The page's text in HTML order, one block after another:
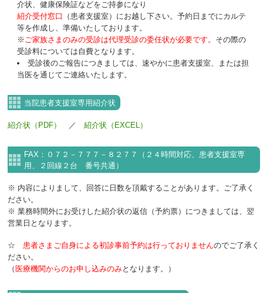
介状、健康保険証などをご持参になり
紹介受付窓口
（患者支援室）にお越し下さい。予約日までにカルテ
等を作成し、準備いたしております。
※ ご家族さまのみの受診は代理受診の委任状が必要です。 その際の
受診料については自費となります。
受診後のご報告につきましては、速やかに患者支援室、または担
当医を通じてご連絡いたします。
当院患者支援室専用紹介状
紹介状（PDF） ／ 紹介状（EXCEL）
FAX：０７２－７７７－８２７７（２４時間対応、患者支援室専
用、２回線２台 番号共通）
※ 内容によりまして、回答に日数を頂戴することがあります。ご了承く
ださい。
※ 業務時間外にお受けした紹介状の返信（予約票）につきましては、翌
営業日となります。
☆ 患者さまご自身による初診事前予約は行っておりませんのでご了承く
ださい。
（ 医療機関からのお申し込みのみとなります。）